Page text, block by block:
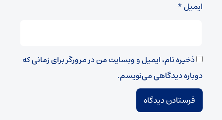
ایمیل*
ذخیره نام، ایمیل و وبسایت من در مرورگر برای زمانی که
دوباره دیدگاهی می‌نویسم.